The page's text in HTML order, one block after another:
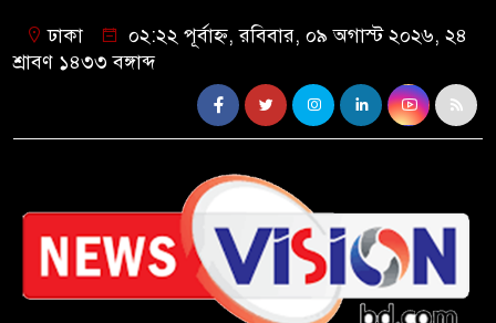
ঢাকা
০২:২২ পূর্বাহ্ন, রবিবার, ০৯ অগাস্ট ২০২৬, ২৪
শ্রাবণ ১৪৩৩ বঙ্গাব্দ